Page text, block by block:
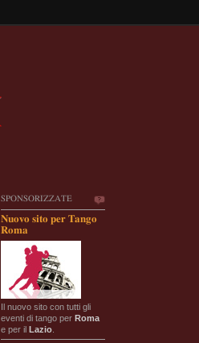
SPONSORIZZATE
Nuovo sito per Tango
Roma
Il nuovo sito con tutti gli
eventi di tango per Roma
e per il Lazio